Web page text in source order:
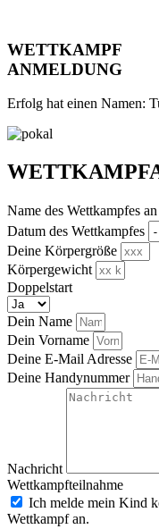
WETTKAMPF
ANMELDUNG
Erfolg hat einen Namen:
Name des Wettkampfes
Datum des Wettkampfes
Deine Körpergröße
Körpergewicht
Doppelstart
Dein Name
Dein Vorname
Deine E-Mail Adresse
Deine Handynummer
Nachricht
Wettkampfteilnahme
Ich melde mein Kind
Wettkampf an.